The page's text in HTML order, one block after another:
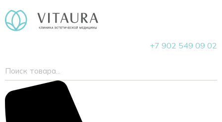
+7 902 549 09 02